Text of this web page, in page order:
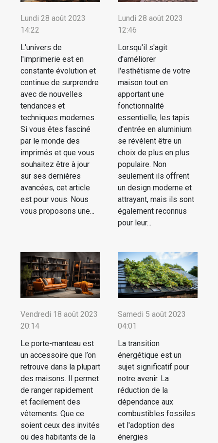
Lundi 28 août 2023
14:22
L'univers de
l'imprimerie est en
constante évolution et
continue de surprendre
avec de nouvelles
tendances et
techniques modernes.
Si vous êtes fasciné
par le monde des
imprimés et que vous
souhaitez être à jour
sur ses dernières
avancées, cet article
est pour vous. Nous
vous proposons une...
Lundi 28 août 2023
12:46
Lorsqu'il s'agit
d'améliorer
l'esthétisme de votre
maison tout en
apportant une
fonctionnalité
essentielle, les tapis
d'entrée en aluminium
se révèlent être un
choix de plus en plus
populaire. Non
seulement ils offrent
un design moderne et
attrayant, mais ils sont
également reconnus
pour leur...
Vendredi 18 août 2023
20:14
Le porte-manteau est
un accessoire que l’on
retrouve dans la plupart
des maisons. Il permet
de ranger rapidement
et facilement des
vêtements. Que ce
soient ceux des invités
ou des habitants de la
Samedi 5 août 2023
04:01
La transition
énergétique est un
sujet significatif pour
notre avenir. La
réduction de la
dépendance aux
combustibles fossiles
et l'adoption des
énergies